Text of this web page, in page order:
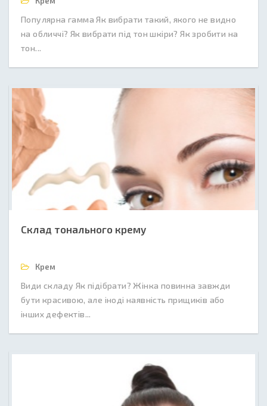
Популярна гамма Як вибрати такий, якого не видно
на обличчі? Як вибрати під тон шкіри? Як зробити на
тон...
Склад тонального крему
Крем
Види складу Як підібрати? Жінка повинна завжди
бути красивою, але іноді наявність прищиків або
інших дефектів...